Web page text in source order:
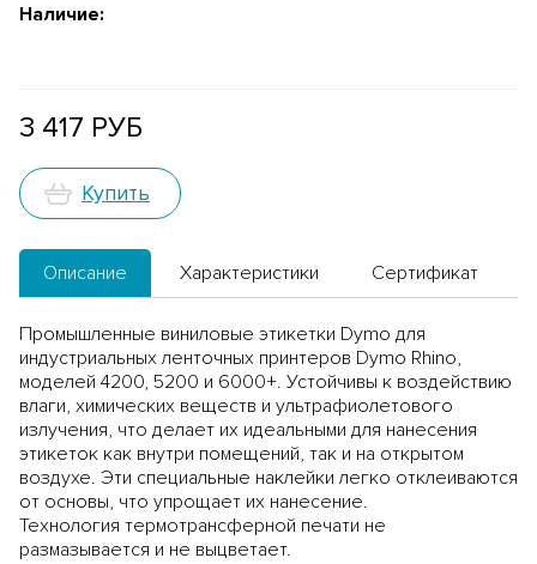
Наличие:
3 417 РУБ
Купить
Описание Характеристики Сертификат
Промышленные виниловые этикетки Dymo для
индустриальных ленточных принтеров Dymo Rhino,
моделей 4200, 5200 и 6000+. Устойчивы к воздействию
влаги, химических веществ и ультрафиолетового
излучения, что делает их идеальными для нанесения
этикеток как внутри помещений, так и на открытом
воздухе. Эти специальные наклейки легко отклеиваются
от основы, что упрощает их нанесение.
Технология термотрансферной печати не
размазывается и не выцветает.